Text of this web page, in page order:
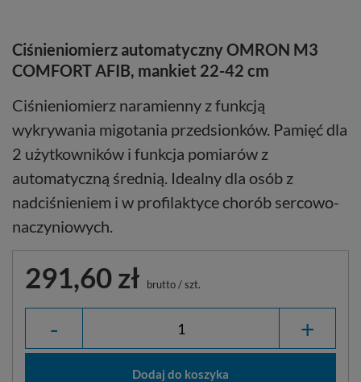
Ciśnieniomierz automatyczny OMRON M3
COMFORT AFIB, mankiet 22-42 cm
Ciśnieniomierz naramienny z funkcją
wykrywania migotania przedsionków. Pamięć dla
2 użytkowników i funkcja pomiarów z
automatyczną średnią. Idealny dla osób z
nadciśnieniem i w profilaktyce chorób sercowo-
naczyniowych.
291,60 zł brutto/szt.
- +
Dodaj do koszyka